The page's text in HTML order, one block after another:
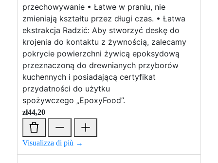
przechowywanie • Łatwe w praniu, nie
zmieniają kształtu przez długi czas. • Łatwa
ekstrakcja Radzić: Aby stworzyć deskę do
krojenia do kontaktu z żywnością, zalecamy
pokrycie powierzchni żywicą epoksydową
przeznaczoną do drewnianych przyborów
kuchennych i posiadającą certyfikat
przydatności do użytku
spożywczego „EpoxyFood”.
zł44,20
Visualizza di più →